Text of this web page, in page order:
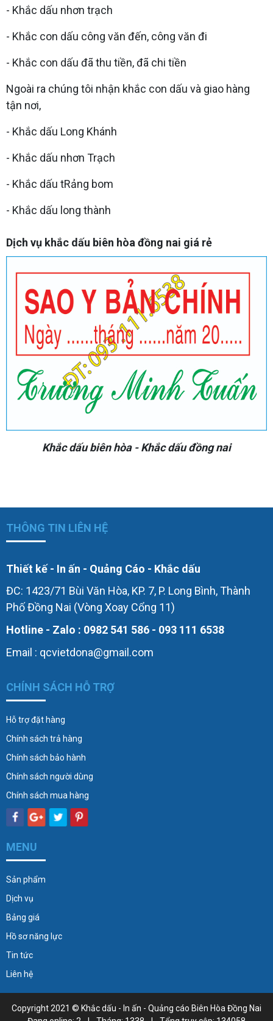
- Khắc dấu nhơn trạch
- Khắc con dấu công văn đến, công văn đi
- Khắc con dấu đã thu tiền, đã chi tiền
Ngoài ra chúng tôi nhận khắc con dấu và giao hàng
tận nơi,
- Khắc dấu Long Khánh
- Khắc dấu nhơn Trạch
- Khắc dấu tRảng bom
- Khắc dấu long thành
Dịch vụ khắc dấu biên hòa đồng nai giá rẻ
Khắc dấu biên hòa - Khắc dấu đồng nai
THÔNG TIN LIÊN HỆ
Thiết kế - In ấn - Quảng Cáo - Khắc dấu
ĐC: 1423/71 Bùi Văn Hòa, KP. 7, P. Long Bình, Thành
Phố Đồng Nai (Vòng Xoay Cổng 11)
Hotline - Zalo : 0982 541 586 - 093 111 6538
Email : qcvietdona@gmail.com
CHÍNH SÁCH HỖ TRỢ
Hỗ trợ đặt hàng
Chính sách trả hàng
Chính sách bảo hành
Chính sách người dùng
Chính sách mua hàng
MENU
Sản phẩm
Dịch vụ
Bảng giá
Hồ sơ năng lực
Tin tức
Liên hệ
Copyright 2021 © Khắc dấu - In ấn - Quảng cáo Biên Hòa Đồng Nai